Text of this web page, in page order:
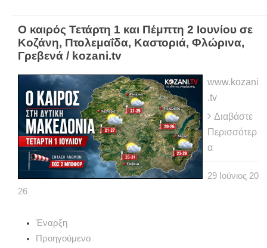
Ο καιρός Τετάρτη 1 και Πέμπτη 2 Ιουνίου σε
Κοζάνη, Πτολεμαΐδα, Καστοριά, Φλώρινα,
Γρεβενά / kozani.tv
www.kozani
.tv
Διαβάστε
Περισσότερ
α
29 Ιούνιος 20
26
Έναρξη
Προηγούμενο